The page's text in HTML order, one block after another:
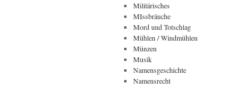
Militärisches
MIssbräuche
Mord und Totschlag
Mühlen / Windmühlen
Münzen
Musik
Namensgeschichte
Namensrecht